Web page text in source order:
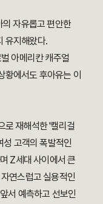
자유롭고 편안한
유지해왔다.
아메리칸 캐주얼
에서도 후아유는 이
로 재해석한 '캘리걸
고객의 폭발적인
Z세대 사이에서 큰
연스럽고 실용적인
서 예측하고 선보인